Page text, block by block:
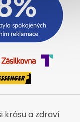
krásu a zdraví